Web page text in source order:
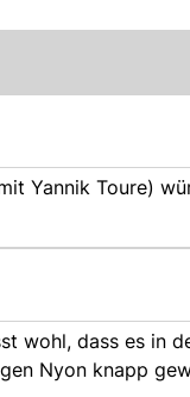
Yannik Toure)
wohl, dass es in
Nyon knapp